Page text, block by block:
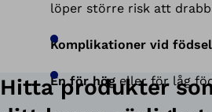
löper större risk att
Komplikationer vid
En för högeller för låg
Hitta produkter